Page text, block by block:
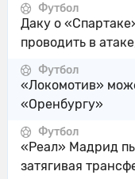
32'
Андони
32'
33'
своей
34'
Сельта
Футбол
Даку о
проводить в
Футбол
«Локомотив»
«Оренбургу»
Футбол
«Реал» Мадрид
затягивая